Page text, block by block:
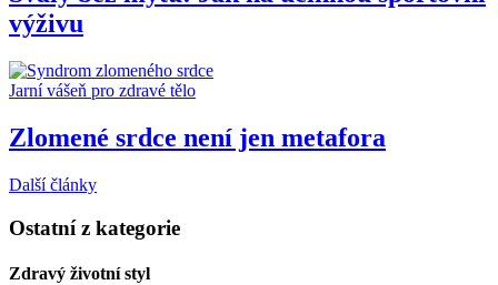
výživu
Jarní vášeň pro zdravé tělo
Zlomené srdce není jen metafora
Další články
Ostatní z kategorie
Zdravý životní styl